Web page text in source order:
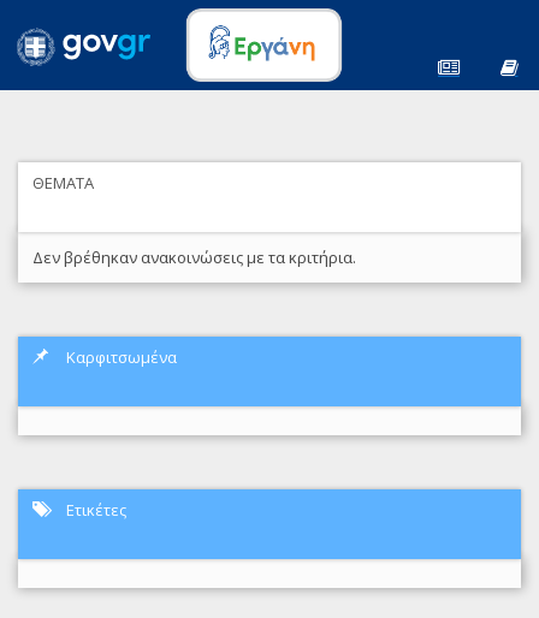
ΘΕΜΑΤΑ
Δεν βρέθηκαν ανακοινώσεις με τα κριτήρια.
Καρφιτσωμένα
Ετικέτες